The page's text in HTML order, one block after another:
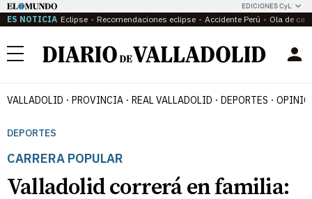
EDICIONES CyL
ES NOTICIA Eclipse Recomendaciones eclipse Accidente Perú Ola de
Menú
VALLADOLID PROVINCIA REAL VALLADOLID DEPORTES
DEPORTES
CARRERA POPULAR
Valladolid correrá en familia: